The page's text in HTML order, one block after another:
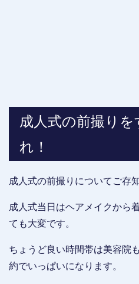
成人式の前撮りを
れ！
成人式の前撮りについてご存
成人式当日はヘアメイクから
ても大変です。
ちょうど良い時間帯は美容院
約でいっぱいになります。